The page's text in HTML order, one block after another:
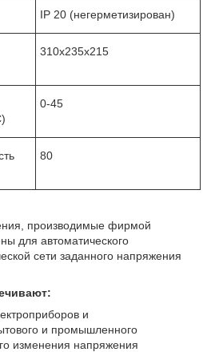
IP 20 (негерметизирован)
310х235х215
0-45
80
производимые фирмой
для автоматического
сети заданного напряжения
и
и промышленного
изменения напряжения